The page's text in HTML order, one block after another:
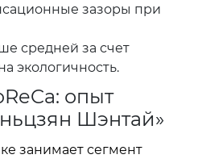
зазоры при
средней за счет
экологичность.
опыт
Шэнтай»
занимает сегмент